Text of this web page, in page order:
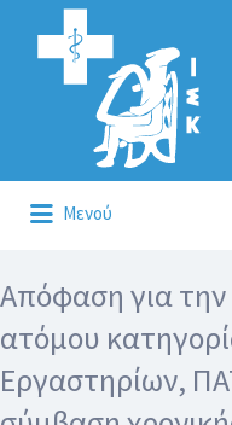
Αναζήτηση
για:
Μενού
για:
Απόφαση για
ατόμου
Εργαστηρίων,